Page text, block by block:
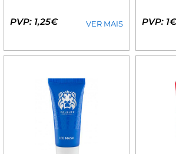
PVP: 1,25€ VER MAIS PVP: 1€